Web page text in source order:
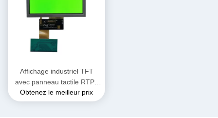
Affichage industriel TFT
avec panneau tactile RTP /
CTP personnalisé
Obtenez le meilleur prix